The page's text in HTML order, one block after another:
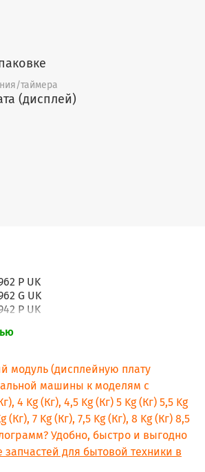
таймера
(дисплей)
P UK
G UK
P UK
G UK
G UK
P UK
UK
UK
UK
UK
UK
UK
модуль (дисплейную плату
машины к моделям с
4 Kg (Кг), 4,5 Kg (Кг) 5 Kg (Кг) 5,5 Kg
(Кг), 7 Kg (Кг), 7,5 Kg (Кг), 8 Kg (Кг) 8,5
Удобно, быстро и выгодно
для бытовой техники в